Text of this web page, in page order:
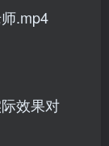
.mp4
效果对